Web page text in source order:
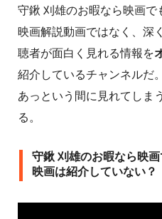
守鍬 刈雄のお暇なら映画
映画解説動画ではなく、深
聴者が面白く見れる情報を
紹介しているチャンネルだ
あっという間に見れてしま
る。
守鍬 刈雄のお暇なら映
映画は紹介していない？